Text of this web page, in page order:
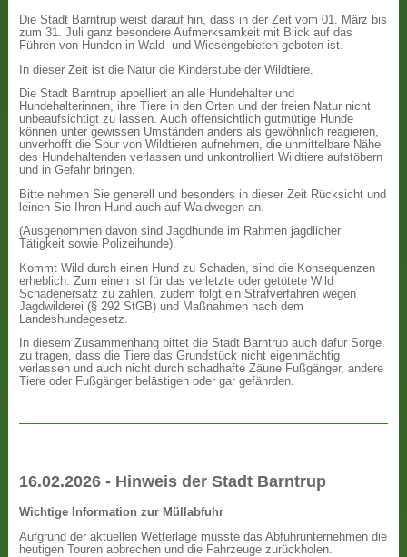
Die Stadt Barntrup weist darauf hin, dass in der Zeit vom 01. März bis
zum 31. Juli ganz besondere Aufmerksamkeit mit Blick auf das
Führen von Hunden in Wald- und Wiesengebieten geboten ist.
In dieser Zeit ist die Natur die Kinderstube der Wildtiere.
Die Stadt Barntrup appelliert an alle Hundehalter und
Hundehalterinnen, ihre Tiere in den Orten und der freien Natur nicht
unbeaufsichtigt zu lassen. Auch offensichtlich gutmütige Hunde
können unter gewissen Umständen anders als gewöhnlich reagieren,
unverhofft die Spur von Wildtieren aufnehmen, die unmittelbare Nähe
des Hundehaltenden verlassen und unkontrolliert Wildtiere aufstöbern
und in Gefahr bringen.
Bitte nehmen Sie generell und besonders in dieser Zeit Rücksicht und
leinen Sie Ihren Hund auch auf Waldwegen an.
(Ausgenommen davon sind Jagdhunde im Rahmen jagdlicher
Tätigkeit sowie Polizeihunde).
Kommt Wild durch einen Hund zu Schaden, sind die Konsequenzen
erheblich. Zum einen ist für das verletzte oder getötete Wild
Schadenersatz zu zahlen, zudem folgt ein Strafverfahren wegen
Jagdwilderei (§ 292 StGB) und Maßnahmen nach dem
Landeshundegesetz.
In diesem Zusammenhang bittet die Stadt Barntrup auch dafür Sorge
zu tragen, dass die Tiere das Grundstück nicht eigenmächtig
verlassen und auch nicht durch schadhafte Zäune Fußgänger, andere
Tiere oder Fußgänger belästigen oder gar gefährden.
16.02.2026 - Hinweis der Stadt Barntrup
Wichtige Information zur Müllabfuhr
Aufgrund der aktuellen Wetterlage musste das Abfuhrunternehmen die
heutigen Touren abbrechen und die Fahrzeuge zurückholen.